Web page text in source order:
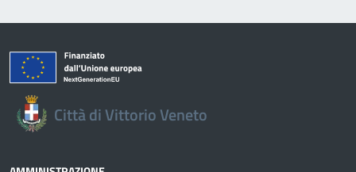
Città di Vittorio Veneto